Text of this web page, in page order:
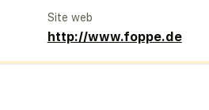
Site web
http://www.foppe.de